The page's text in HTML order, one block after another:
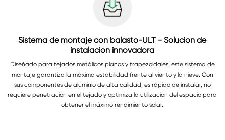
Sistema de montaje con balasto-ULT - Solución de
instalación innovadora
Diseñado para tejados metálicos planos y trapezoidales, este sistema de
montaje garantiza la máxima estabilidad frente al viento y la nieve. Con
sus componentes de aluminio de alta calidad, es rápido de instalar, no
requiere penetración en el tejado y optimiza la utilización del espacio para
obtener el máximo rendimiento solar.